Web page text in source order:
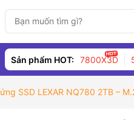
Sản phẩm HOT: 7800X3D
SSD LEXAR NQ780 2TB –